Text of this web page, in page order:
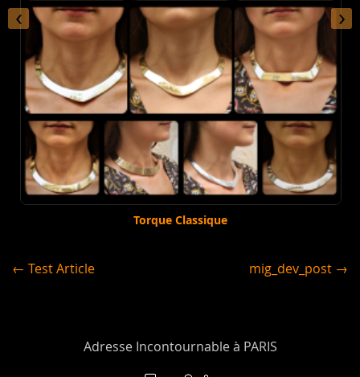
Torque Classique
‹ ›
← Test Article mig_dev_post →
Adresse Incontournable à PARIS